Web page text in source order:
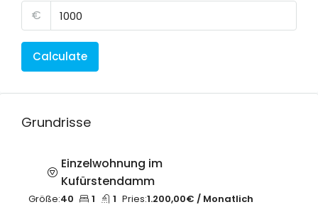
€
Calculate
Grundrisse
Einzelwohnung im
Kufürstendamm
Größe:40 1 1 Pries:1.200,00€ / Monatlich